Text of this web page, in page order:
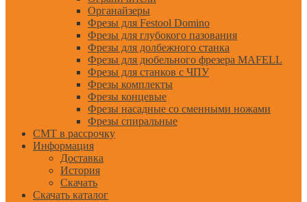
Органайзеры
Фрезы для Festool Domino
Фрезы для глубокого пазования
Фрезы для долбежного станка
Фрезы для дюбельного фрезера MAFELL
Фрезы для станков с ЧПУ
Фрезы комплекты
Фрезы концевые
Фрезы насадные со сменными ножами
Фрезы спиральные
CMT в рассрочку
Информация
Доставка
История
Скачать
Скачать каталог